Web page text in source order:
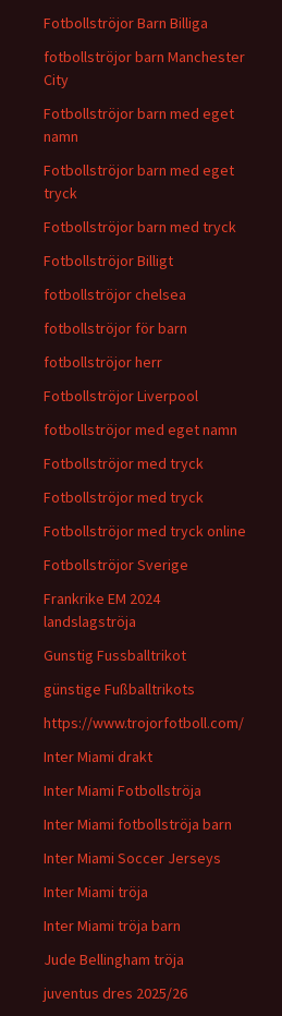
Fotbollströjor Barn Billiga
fotbollströjor barn Manchester
City
Fotbollströjor barn med eget
namn
Fotbollströjor barn med eget
tryck
Fotbollströjor barn med tryck
Fotbollströjor Billigt
fotbollströjor chelsea
fotbollströjor för barn
fotbollströjor herr
Fotbollströjor Liverpool
fotbollströjor med eget namn
Fotbollströjor med tryck
Fotbollströjor med tryck
Fotbollströjor med tryck online
Fotbollströjor Sverige
Frankrike EM 2024
landslagströja
Gunstig Fussballtrikot
günstige Fußballtrikots
https://www.trojorfotboll.com/
Inter Miami drakt
Inter Miami Fotbollströja
Inter Miami fotbollströja barn
Inter Miami Soccer Jerseys
Inter Miami tröja
Inter Miami tröja barn
Jude Bellingham tröja
juventus dres 2025/26